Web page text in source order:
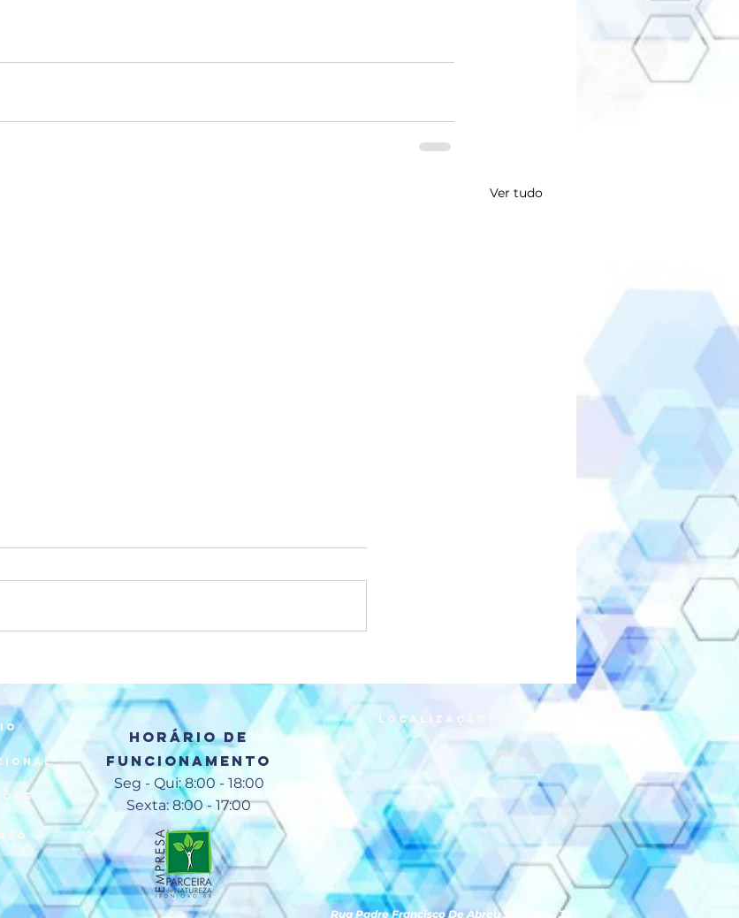
Ver tudo
Curiosidades que
Encantam
Horário de
Funcionamento
Seg - Qui: 8:00 - 18:00
​​Sexta: 8:00 - 17:00
LOCALIZAÇÃO:
Rua Padre Francisco De Abreu Sampaio, 33,